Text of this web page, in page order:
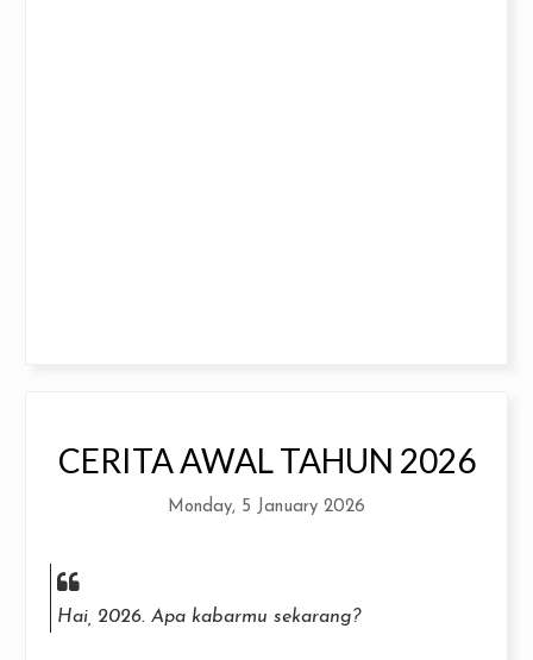
CERITA AWAL TAHUN 2026
Monday, 5 January 2026
Hai, 2026. Apa kabarmu sekarang?